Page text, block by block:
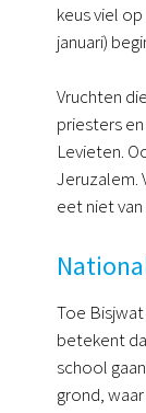
keus viel
januari)
Vruchten
priesters
Levieten.
Jeruzalem.
eet niet van
Toe
betekent
school
grond,